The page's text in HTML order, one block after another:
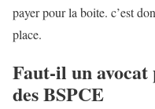
payer pour la boite. c’est
place.
Faut-il un
des BSPCE